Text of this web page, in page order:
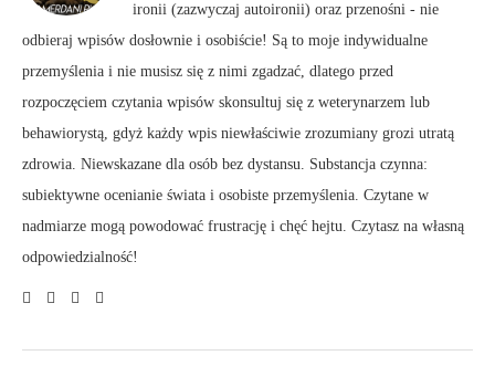
ironii (zazwyczaj autoironii) oraz przenośni - nie
odbieraj wpisów dosłownie i osobiście! Są to moje indywidualne
przemyślenia i nie musisz się z nimi zgadzać, dlatego przed
rozpoczęciem czytania wpisów skonsultuj się z weterynarzem lub
behawiorystą, gdyż każdy wpis niewłaściwie zrozumiany grozi utratą
zdrowia. Niewskazane dla osób bez dystansu. Substancja czynna:
subiektywne ocenianie świata i osobiste przemyślenia. Czytane w
nadmiarze mogą powodować frustrację i chęć hejtu. Czytasz na własną
odpowiedzialność!